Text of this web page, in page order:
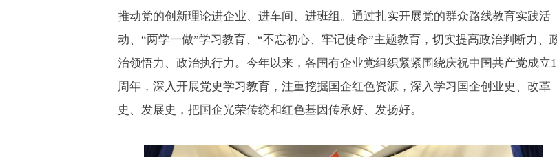
推动党的创新理论进企业、进车间、进班组。通过扎实开展党的群众路线教育实践活
动、 “两学一做”学习教育、 “不忘初心、牢记使命”主题教育，切实提高政治判断力、
治领悟力、政治执行力。今年以来，各国有企业党组织紧紧围绕庆祝中国共产党成立
周年，深入开展党史学习教育，注重挖掘国企红色资源，深入学习国企创业史、改革
史、发展史，把国企光荣传统和红色基因传承好、发扬好。